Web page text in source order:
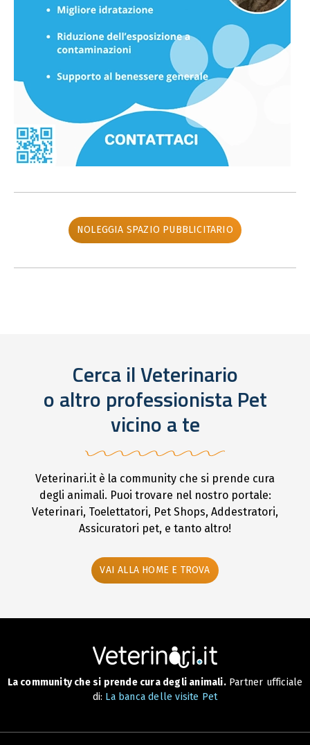
NOLEGGIA SPAZIO PUBBLICITARIO
Cerca il Veterinario
o altro professionista Pet
vicino a te
Veterinari.it è la community che si prende cura
degli animali. Puoi trovare nel nostro portale:
Veterinari, Toelettatori, Pet Shops, Addestratori,
Assicuratori pet, e tanto altro!
VAI ALLA HOME E TROVA
La community che si prende cura degli animali.Partner ufficiale
di: La banca delle visite Pet